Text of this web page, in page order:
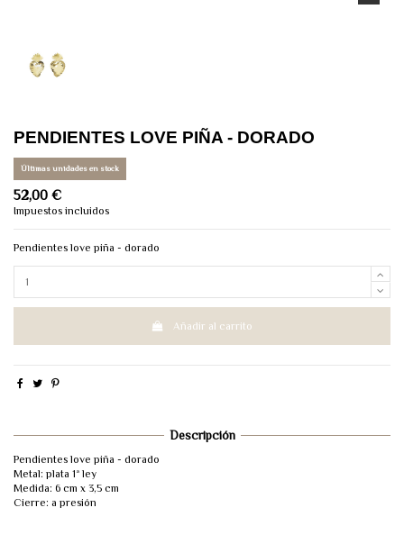
PENDIENTES LOVE PIÑA - DORADO
Últimas unidades en stock
52,00 €
Impuestos incluidos
Pendientes love piña - dorado
Añadir al carrito
Descripción
Pendientes love piña - dorado
Metal: plata 1ª ley
Medida: 6 cm x 3,5 cm
Cierre: a presión